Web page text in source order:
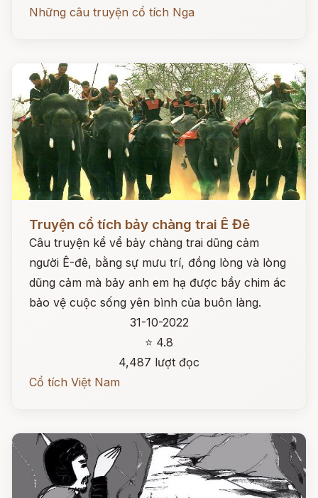
Những câu truyện cổ tích Nga
Truyện cổ tích bảy chàng trai Ê Đê
Câu truyện kể vể bảy chàng trai dũng cảm
người Ê-đê, bằng sự mưu trí, đồng lòng và lòng
dũng cảm mà bảy anh em hạ được bầy chim ác
bảo vệ cuộc sống yên bình của buôn làng.
31-10-2022
⭐ 4.8
4,487 lượt đọc
Cổ tích Việt Nam